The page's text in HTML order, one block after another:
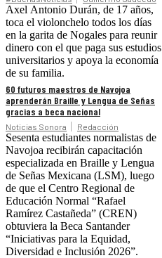
Axel Antonio Durán, de 17 años,
toca el violonchelo todos los días
en la garita de Nogales para reunir
dinero con el que paga sus estudios
universitarios y apoya la economía
de su familia.
60 futuros maestros de Navojoa
aprenderán Braille y Lengua de Señas
gracias a beca nacional
Noticias Sonora Redacción
Sesenta estudiantes normalistas de
Navojoa recibirán capacitación
especializada en Braille y Lengua
de Señas Mexicana (LSM), luego
de que el Centro Regional de
Educación Normal “Rafael
Ramírez Castañeda” (CREN)
obtuviera la Beca Santander
“Iniciativas para la Equidad,
Diversidad e Inclusión 2026”.